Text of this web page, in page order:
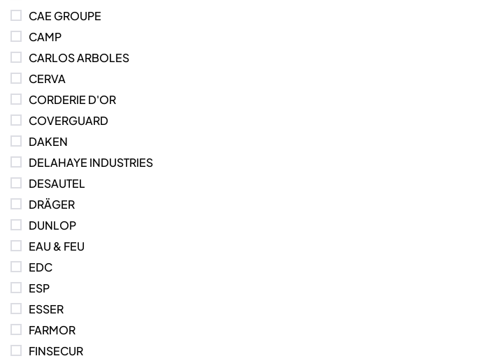
CAE GROUPE
CAMP
CARLOS ARBOLES
CERVA
CORDERIE D'OR
COVERGUARD
DAKEN
DELAHAYE INDUSTRIES
DESAUTEL
DRÄGER
DUNLOP
EAU & FEU
EDC
ESP
ESSER
FARMOR
FINSECUR